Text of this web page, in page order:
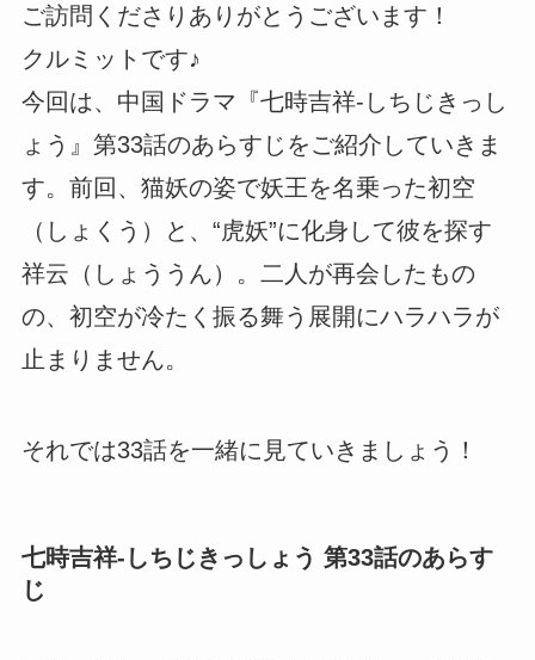
ご訪問くださりありがとうございます！
クルミットです♪
今回は、中国ドラマ『七時吉祥-しちじきっし
ょう』第33話のあらすじをご紹介していきま
す。前回、猫妖の姿で妖王を名乗った初空
（しょくう）と、“虎妖”に化身して彼を探す
祥云（しょううん）。二人が再会したもの
の、初空が冷たく振る舞う展開にハラハラが
止まりません。
それでは33話を一緒に見ていきましょう！
七時吉祥-しちじきっしょう 第33話のあらす
じ